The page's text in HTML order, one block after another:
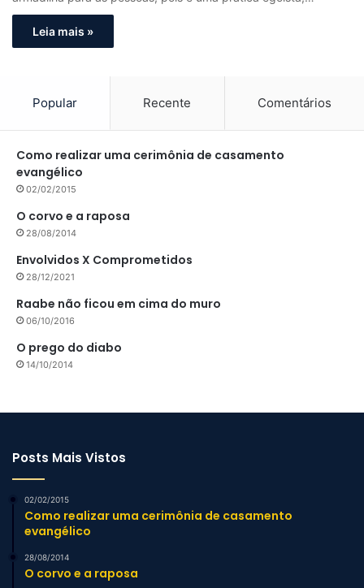
Leia mais »
Popular Recente Comentários
Como realizar uma cerimônia de casamento
evangélico
02/02/2015
O corvo e a raposa
28/08/2014
Envolvidos X Comprometidos
28/12/2021
Raabe não ficou em cima do muro
06/10/2016
O prego do diabo
14/10/2014
Posts Mais Vistos
02/02/2015
Como realizar uma cerimônia de casamento
evangélico
28/08/2014
O corvo e a raposa